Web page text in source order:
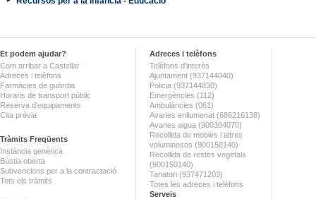
Et podem ajudar?
Com arribar a Castellar
Adreces i telèfons
Farmàcies de guàrdia
Horaris de transport públic
Reserva d'equipaments
Cita prèvia
Tràmits Freqüents
Instància genèrica
Bústia oberta
Subvencions per a la contractació
Tots els tràmits
Adreces i telèfons
Telèfons d'interès
Ajuntament (937144040)
Policia (937144830)
Emergències (112)
Ambulàncies (061)
Avaries enllumenat (686216138)
Avaries aigua (900304070)
Recollida de mobles i altres
voluminosos (900150140)
Recollida de restes vegetals
(900150140)
Tanatori (937471203)
Totes les adreces i telèfons
Serveis